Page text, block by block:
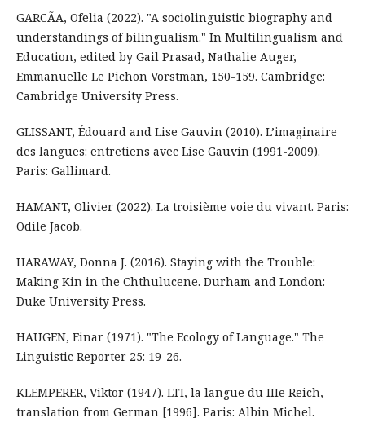
GARCÃA, Ofelia (2022). "A sociolinguistic biography and
understandings of bilingualism." In Multilingualism and
Education, edited by Gail Prasad, Nathalie Auger,
Emmanuelle Le Pichon Vorstman, 150-159. Cambridge:
Cambridge University Press.
GLISSANT, Édouard and Lise Gauvin (2010). L’imaginaire
des langues: entretiens avec Lise Gauvin (1991-2009).
Paris: Gallimard.
HAMANT, Olivier (2022). La troisième voie du vivant. Paris:
Odile Jacob.
HARAWAY, Donna J. (2016). Staying with the Trouble:
Making Kin in the Chthulucene. Durham and London:
Duke University Press.
HAUGEN, Einar (1971). "The Ecology of Language." The
Linguistic Reporter 25: 19-26.
KLEMPERER, Viktor (1947). LTI, la langue du IIIe Reich,
translation from German [1996]. Paris: Albin Michel.